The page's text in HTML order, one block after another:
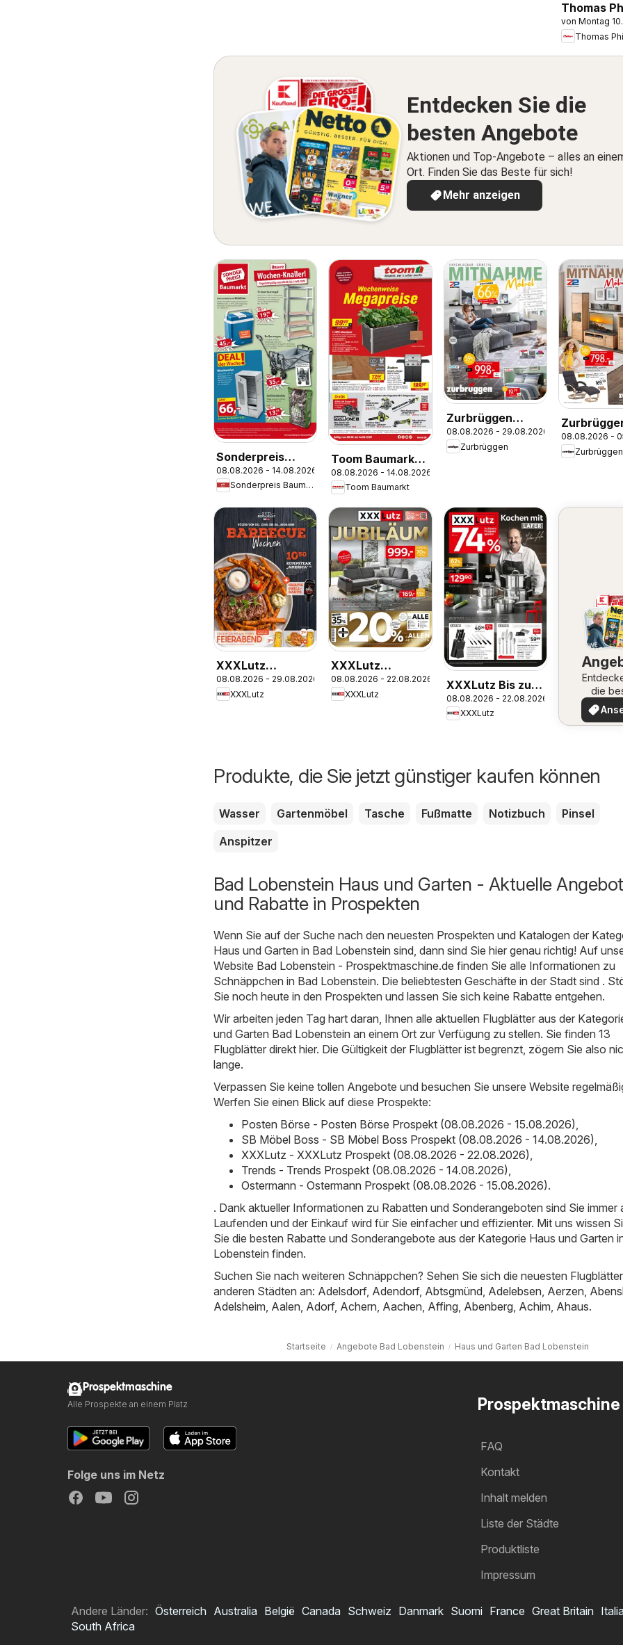
Thomas
Prospekt
von Montag
Thomas
Entdecken Sie die
besten Angebote
Aktionen und Top-Angebote – alles an
Ort. Finden Sie das Beste für sich!
Mehr anzeigen
Sonderpreis
Baumarkt
Prospekt
08.08.2026 - 14.08.2026
Sonderpreis Baumarkt
Toom Baumarkt
Prospekt
08.08.2026 - 14.08.2026
Toom Baumarkt
Zurbrüggen
Mitnahme Möbel
08.08.2026 - 29.08.2026
Zurbrüggen
Camron
08.08.2026 -
Zurbrüggen
XXXLutz
Restaurantgutscheine
08.08.2026 - 29.08.2026
XXXLutz
XXXLutz
Jubiläum
08.08.2026 - 22.08.2026
XXXLutz
XXXLutz Bis zu
74% sparen
08.08.2026 - 22.08.2026
XXXLutz
die
Produkte, die Sie jetzt günstiger kaufen können
Wasser Gartenmöbel Tasche Fußmatte Notizbuch
Pinsel
Anspitzer
Bad Lobenstein Haus und Garten - Aktuelle
und Rabatte in Prospekten
Wenn Sie auf der Suche nach den neuesten Prospekten und Katalogen der
Haus und Garten in Bad Lobenstein sind, dann sind Sie hier genau richtig! Auf
Website Bad Lobenstein - Prospektmaschine.de finden Sie alle Informationen zu
Schnäppchen in Bad Lobenstein. Die beliebtesten Geschäfte in der Stadt sind .
Sie noch heute in den Prospekten und lassen Sie sich keine Rabatte entgehen.
Wir arbeiten jeden Tag hart daran, Ihnen alle aktuellen Flugblätter aus der
und Garten Bad Lobenstein an einem Ort zur Verfügung zu stellen. Sie finden 13
Flugblätter direkt hier. Die Gültigkeit der Flugblätter ist begrenzt, zögern Sie also
lange.
Verpassen Sie keine tollen Angebote und besuchen Sie unsere Website
Werfen Sie einen Blick auf diese Prospekte:
Posten Börse - Posten Börse Prospekt (08.08.2026 - 15.08.2026)
SB Möbel Boss - SB Möbel Boss Prospekt (08.08.2026 - 14.08.2026)
XXXLutz - XXXLutz Prospekt (08.08.2026 - 22.08.2026)
Trends - Trends Prospekt (08.08.2026 - 14.08.2026)
Ostermann - Ostermann Prospekt (08.08.2026 - 15.08.2026).
. Dank aktueller Informationen zu Rabatten und Sonderangeboten sind Sie immer
Laufenden und der Einkauf wird für Sie einfacher und effizienter. Mit uns wissen
Sie die besten Rabatte und Sonderangebote aus der Kategorie Haus und Garten
Lobenstein finden.
Suchen Sie nach weiteren Schnäppchen? Sehen Sie sich die neuesten
anderen Städten an: Adelsdorf, Adendorf, Abtsgmünd Adelebsen Aerzen
Adelsheim Aalen Adorf, Achern Aachen Affing Abenberg Achim Ahaus.
Startseite Angebote Bad Lobenstein Haus und Garten Bad Lobenstein
Prospektmaschine
FAQ
Kontakt
Inhalt melden
Liste der Städte
Produktliste
Impressum
Prospektmaschine
Alle Prospekte an einem Platz
Folge uns im Netz
Andere Länder: Österreich Australia België Canada Schweiz Danmark Suomi France Great Britain
South Africa